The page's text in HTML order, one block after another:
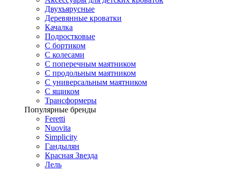
Двухъярусные
Деревянные кроватки
Качалка
Подростковые
С бортиком
С колесами
С поперечным маятником
С продольным маятником
С универсальным маятником
С ящиком
Трансформеры
Популярные бренды
Feretti
Nuovita
Simplicity
Гандылян
Красная Звезда
Лель